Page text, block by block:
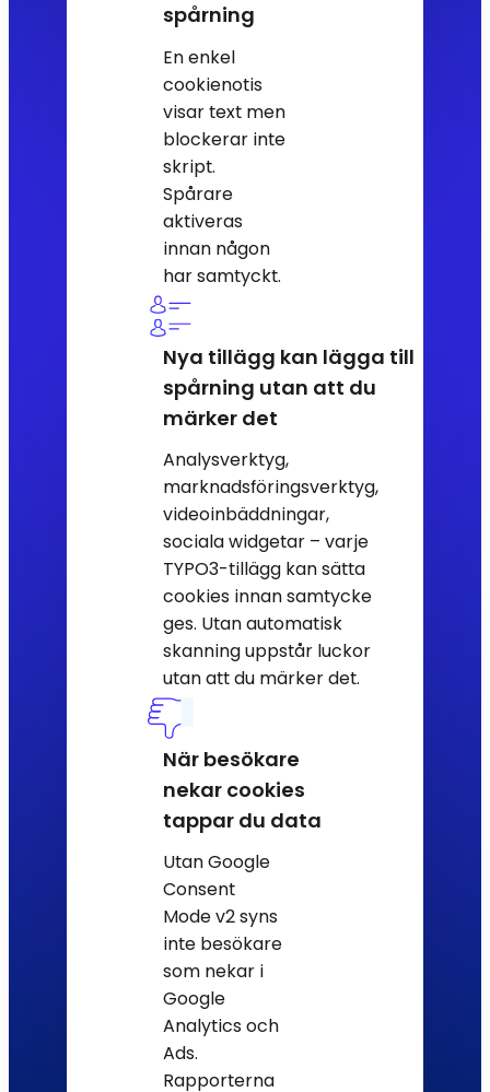
spårning
En enkel
cookienotis
visar text men
blockerar inte
skript.
Spårare
aktiveras
innan någon
har samtyckt.
Nya tillägg kan lägga till
spårning utan att du
märker det
Analysverktyg,
marknadsföringsverktyg,
videoinbäddningar,
sociala widgetar – varje
TYPO3-tillägg kan sätta
cookies innan samtycke
ges. Utan automatisk
skanning uppstår luckor
utan att du märker det.
När besökare
nekar cookies
tappar du data
Utan Google
Consent
Mode v2 syns
inte besökare
som nekar i
Google
Analytics och
Ads.
Rapporterna